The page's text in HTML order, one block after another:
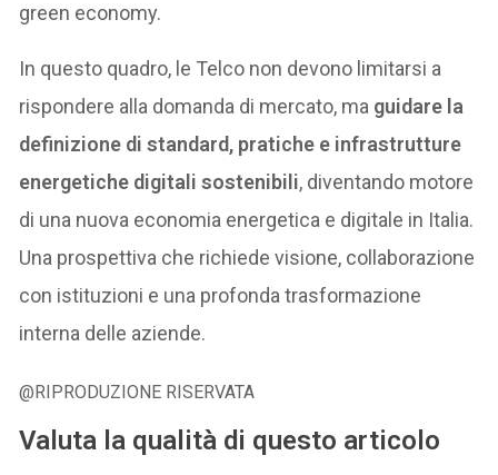
green economy.
In questo quadro, le Telco non devono limitarsi a
rispondere alla domanda di mercato, ma guidare la
definizione di standard, pratiche e infrastrutture
energetiche digitali sostenibili, diventando motore
di una nuova economia energetica e digitale in Italia.
Una prospettiva che richiede visione, collaborazione
con istituzioni e una profonda trasformazione
interna delle aziende.
@RIPRODUZIONE RISERVATA
Valuta la qualità di questo articolo